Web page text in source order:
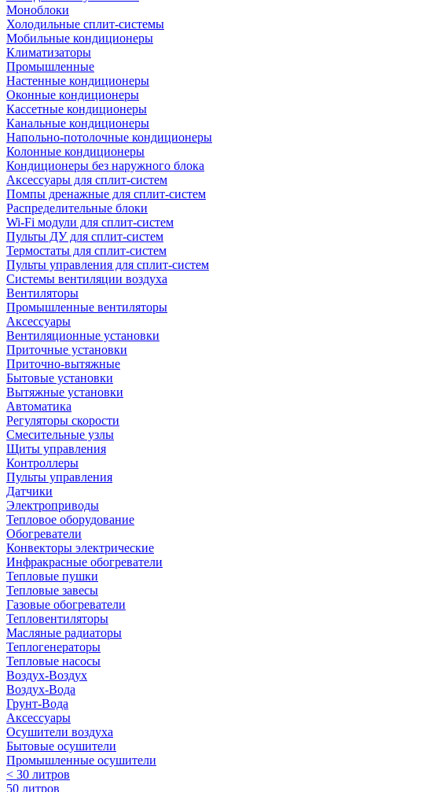
Моноблоки
Холодильные сплит-системы
Мобильные кондиционеры
Климатизаторы
Промышленные
Настенные кондиционеры
Оконные кондиционеры
Кассетные кондиционеры
Канальные кондиционеры
Напольно-потолочные кондиционеры
Колонные кондиционеры
Кондиционеры без наружного блока
Аксессуары для сплит-систем
Помпы дренажные для сплит-систем
Распределительные блоки
Wi-Fi модули для сплит-систем
Пульты ДУ для сплит-систем
Термостаты для сплит-систем
Пульты управления для сплит-систем
Системы вентиляции воздуха
Вентиляторы
Промышленные вентиляторы
Аксессуары
Вентиляционные установки
Приточные установки
Приточно-вытяжные
Бытовые установки
Вытяжные установки
Автоматика
Регуляторы скорости
Смесительные узлы
Щиты управления
Контроллеры
Пульты управления
Датчики
Электроприводы
Тепловое оборудование
Обогреватели
Конвекторы электрические
Инфракрасные обогреватели
Тепловые пушки
Тепловые завесы
Газовые обогреватели
Тепловентиляторы
Масляные радиаторы
Теплогенераторы
Тепловые насосы
Воздух-Воздух
Воздух-Вода
Грунт-Вода
Аксессуары
Осушители воздуха
Бытовые осушители
Промышленные осушители
< 30 литров
50 литров